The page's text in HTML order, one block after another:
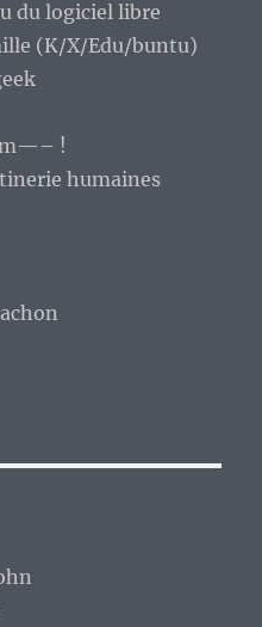
du logiciel libre
(K/X/Edu/buntu)
m—– !
humaines